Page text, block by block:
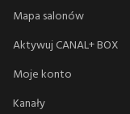
Mapa salonów
Aktywuj CANAL+ BOX
Moje konto
Kanały